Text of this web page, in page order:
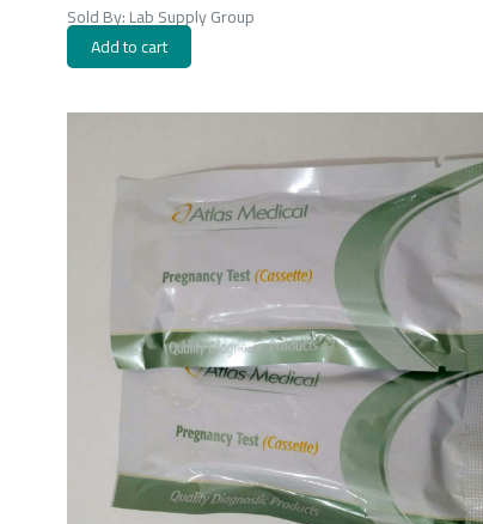
Sold By: Lab Supply Group
Add to cart